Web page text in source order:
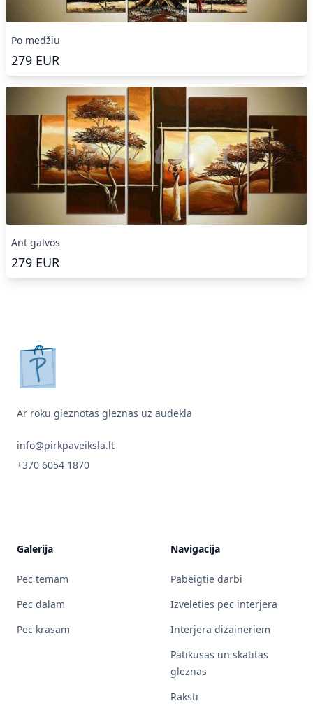
Po medžiu
279 EUR
Ant galvos
279 EUR
pirkpaveiksla.lt
Ar roku gleznotas gleznas uz audekla
info@pirkpaveiksla.lt
+370 6054 1870
Galerija
Pec temam
Pec dalam
Pec krasam
Navigacija
Pabeigtie darbi
Izveleties pec interjera
Interjera dizaineriem
Patikusas un skatitas
gleznas
Raksti